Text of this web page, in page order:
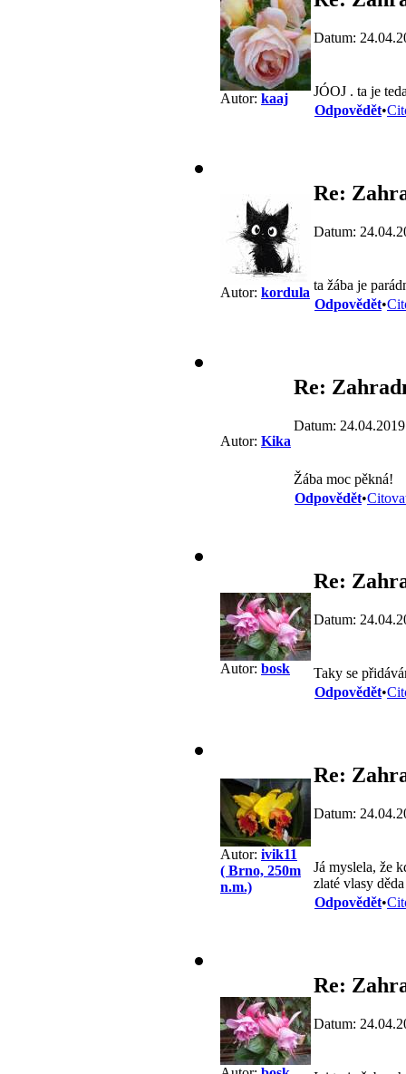
Autor: kaaj
Datum:
JÓOJ . ta je
Odpovědět•
Autor: kordula
Re:
Datum:
ta žába je
Odpovědět•
Autor: Kika
Re:
Datum:
Žába moc pěkná!
Odpovědět•
Autor: bosk
Re:
Datum:
Taky se
Odpovědět•
Autor: ivik11
( Brno, 250m
n.m.)
Re:
Datum:
Já myslela, že
zlaté vlasy
Odpovědět•
Re:
Datum: